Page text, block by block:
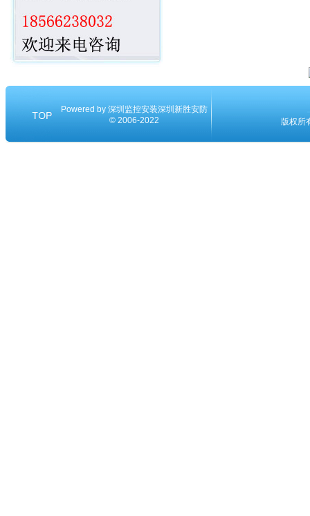
Powered by深圳监控安装深圳新胜安防
© 2006-2022
版权所